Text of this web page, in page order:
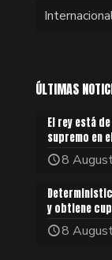
ÚLTIMAS
El rey está
supremo en
8
y obtiene
8